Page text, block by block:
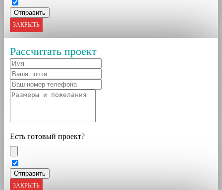
ЗАКРЫТЬ
Рассчитать проект
Есть готовый проект?
ЗАКРЫТЬ